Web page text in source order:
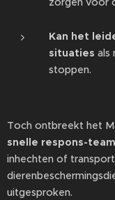
Kan het
situaties als
stoppen.
Toch ontbreekt het
snelle respons-team
inhechten of
uitgesproken.